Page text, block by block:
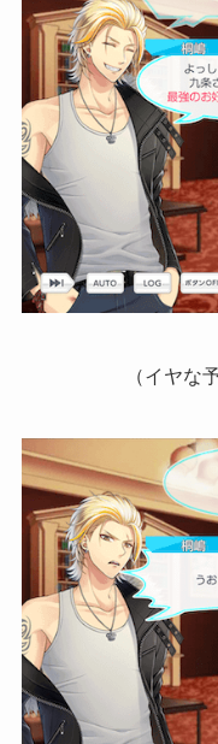
（イヤな